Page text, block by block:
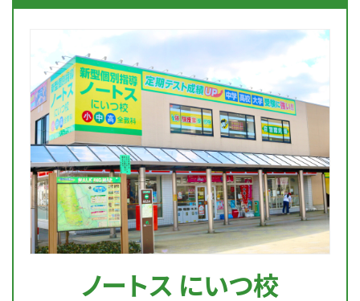
ノートス にいつ校